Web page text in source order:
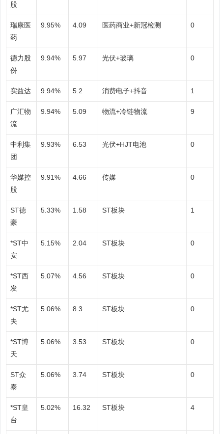
股
瑞康医
药
9.95% 4.09 医药商业+新冠检测 0
德力股
份
9.94% 5.97 光伏+玻璃 0
实益达 9.94% 5.2 消费电子+抖音 1
广汇物
流
9.94% 5.09 物流+冷链物流 9
中利集
团
9.93% 6.53 光伏+HJT电池 0
华媒控
股
9.91% 4.66 传媒 0
ST德
豪
5.33% 1.58 ST板块 1
*ST中
安
5.15% 2.04 ST板块 0
*ST西
发
5.07% 4.56 ST板块 0
*ST尤
夫
5.06% 8.3 ST板块 0
*ST博
天
5.06% 3.53 ST板块 0
ST众
泰
5.06% 3.74 ST板块 0
*ST皇
台
5.02% 16.32 ST板块 4